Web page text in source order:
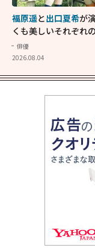
福原遥と出口夏希が
くも美しいそれぞれ
きることの尊さを教え
た映画「あの花が咲
俳優
2026.08.04